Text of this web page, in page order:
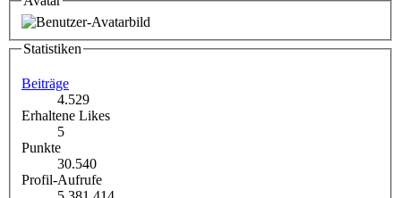
Statistiken
Beiträge
4.529
Erhaltene Likes
5
Punkte
30.540
Profil-Aufrufe